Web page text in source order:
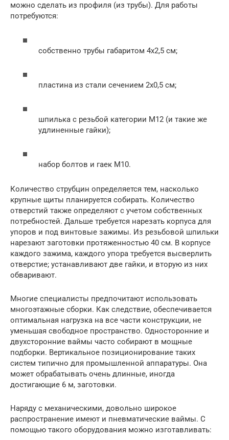
можно сделать из профиля (из трубы). Для работы
потребуются:
собственно трубы габаритом 4х2,5 см;
пластина из стали сечением 2х0,5 см;
шпилька с резьбой категории М12 (и такие же
удлиненные гайки);
набор болтов и гаек М10.
Количество струбцин определяется тем, насколько
крупные щиты планируется собирать. Количество
отверстий также определяют с учетом собственных
потребностей. Дальше требуется нарезать корпуса для
упоров и под винтовые зажимы. Из резьбовой шпильки
нарезают заготовки протяженностью 40 см. В корпусе
каждого зажима, каждого упора требуется высверлить
отверстие; устанавливают две гайки, и вторую из них
обваривают.
Многие специалисты предпочитают использовать
многоэтажные сборки. Как следствие, обеспечивается
оптимальная нагрузка на все части конструкции, не
уменьшая свободное пространство. Односторонние и
двухсторонние ваймы часто собирают в мощные
подборки. Вертикальное позиционирование таких
систем типично для промышленной аппаратуры. Она
может обрабатывать очень длинные, иногда
достигающие 6 м, заготовки.
Наряду с механическими, довольно широкое
распространение имеют и пневматические ваймы. С
помощью такого оборудования можно изготавливать: